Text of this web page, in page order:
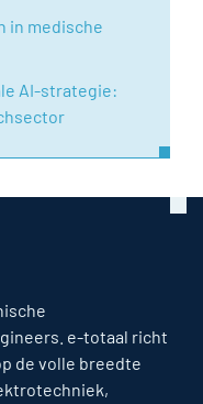
in medische
AI-strategie:
e-totaal richt
de volle breedte